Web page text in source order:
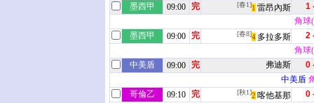
墨西甲
09:00 完 [春1]1 雷昂內斯
1
角球
墨西甲
09:00 完 [春8]4 多拉多斯
2
角球
中美盾
09:00 完 弗迪斯
0
中美盾
哥倫乙
09:10 完 [秋1]2 喀他基那
0